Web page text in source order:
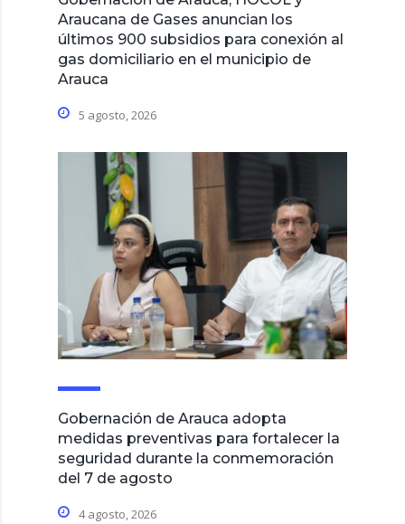
Araucana de Gases anuncian los
últimos 900 subsidios para conexión al
gas domiciliario en el municipio de
Arauca
5 agosto, 2026
Gobernación de Arauca adopta
medidas preventivas para fortalecer la
seguridad durante la conmemoración
del 7 de agosto
4 agosto, 2026